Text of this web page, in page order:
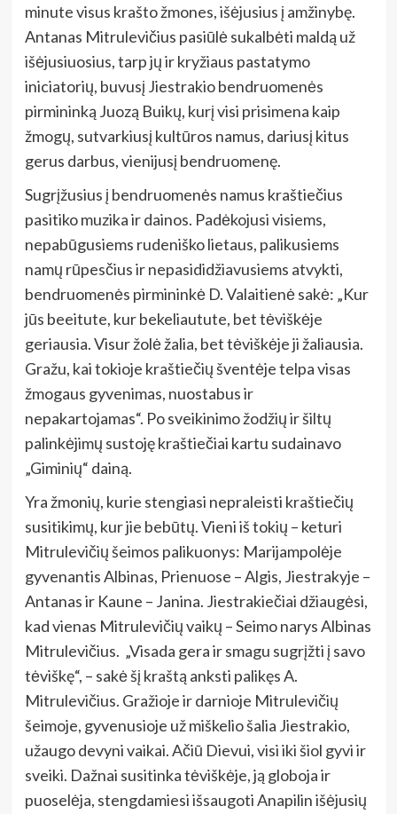
minute visus krašto žmones, išėjusius į amžinybę.
Antanas Mitrulevičius pasiūlė sukalbėti maldą už
išėjusiuosius, tarp jų ir kryžiaus pastatymo
iniciatorių, buvusį Jiestrakio bendruomenės
pirmininką Juozą Buikų, kurį visi prisimena kaip
žmogų, sutvarkiusį kultūros namus, dariusį kitus
gerus darbus, vienijusį bendruomenę.
Sugrįžusius į bendruomenės namus kraštiečius
pasitiko muzika ir dainos. Padėkojusi visiems,
nepabūgusiems rudeniško lietaus, palikusiems
namų rūpesčius ir nepasididžiavusiems atvykti,
bendruomenės pirmininkė D. Valaitienė sakė: „Kur
jūs beeitute, kur bekeliautute, bet tėviškėje
geriausia. Visur žolė žalia, bet tėviškėje ji žaliausia.
Gražu, kai tokioje kraštiečių šventėje telpa visas
žmogaus gyvenimas, nuostabus ir
nepakartojamas“. Po sveikinimo žodžių ir šiltų
palinkėjimų sustoję kraštiečiai kartu sudainavo
„Giminių“ dainą.
Yra žmonių, kurie stengiasi nepraleisti kraštiečių
susitikimų, kur jie bebūtų. Vieni iš tokių – keturi
Mitrulevičių šeimos palikuonys: Marijampolėje
gyvenantis Albinas, Prienuose – Algis, Jiestrakyje –
Antanas ir Kaune – Janina. Jiestrakiečiai džiaugėsi,
kad vienas Mitrulevičių vaikų – Seimo narys Albinas
Mitrulevičius. „Visada gera ir smagu sugrįžti į savo
tėviškę“, – sakė šį kraštą anksti palikęs A.
Mitrulevičius. Gražioje ir darnioje Mitrulevičių
šeimoje, gyvenusioje už miškelio šalia Jiestrakio,
užaugo devyni vaikai. Ačiū Dievui, visi iki šiol gyvi ir
sveiki. Dažnai susitinka tėviškėje, ją globoja ir
puoselėja, stengdamiesi išsaugoti Anapilin išėjusių